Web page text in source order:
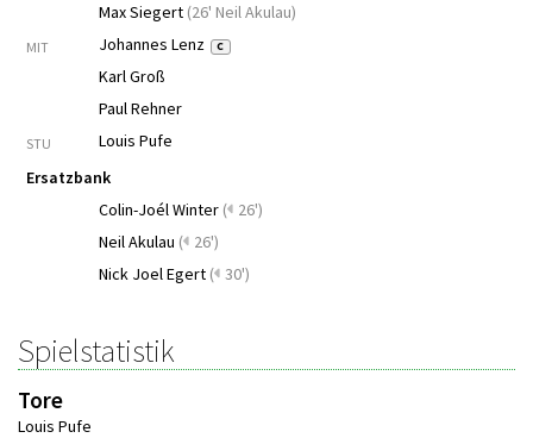
Max Siegert (26' Neil Akulau)
MIT Johannes Lenz C
Karl Groß
Paul Rehner
STU
Louis Pufe
Ersatzbank
Colin-Joél Winter ( 26')
Neil Akulau ( 26')
Nick Joel Egert ( 30')
Spielstatistik
Tore
Louis Pufe